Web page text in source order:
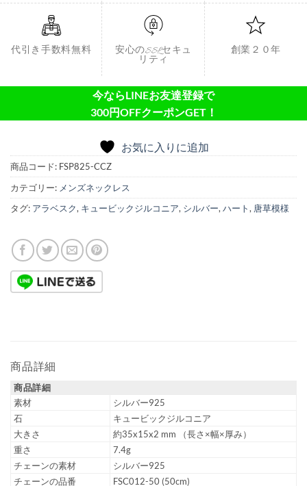
代引き手数料無料
安心のSSLセキュ
リティ
創業２０年
今ならLINEお友達登録で
300円OFFクーポンGET！
お気に入りに追加
商品コード: FSP825-CCZ
カテゴリー: メンズネックレス
タグ: アラベスク, キュービックジルコニア, シルバー, ハート, 唐草模様
商品詳細
商品詳細
素材
シルバー925
石
キュービックジルコニア
大きさ
約35x15x2 mm （長さ×幅×厚み）
重さ
7.4g
チェーンの素材
シルバー925
チェーンの品番
FSC012-50 (50cm)